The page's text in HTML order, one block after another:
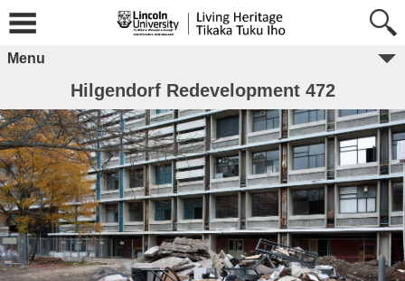
Menu
Hilgendorf Redevelopment 472